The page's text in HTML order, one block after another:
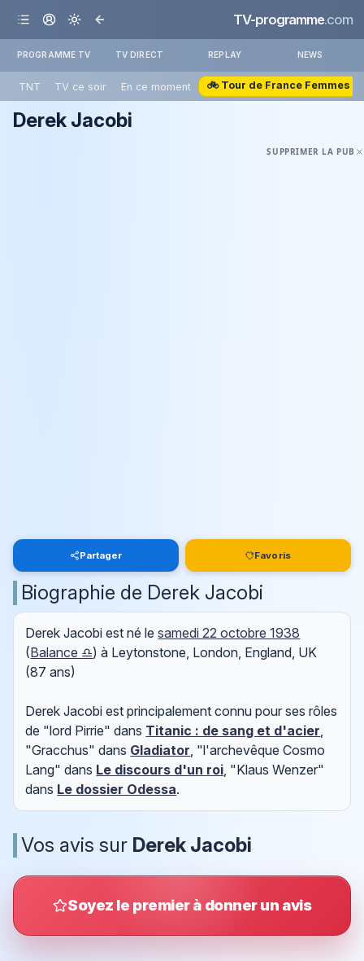
TV-programme.com
PROGRAMME TV TV DIRECT REPLAY NEWS
TNT TV ce soir En ce moment 🚲 Tour de France Femmes
Derek Jacobi
SUPPRIMER LA PUB
Partager Favoris
Biographie de Derek Jacobi
Derek Jacobi est né lesamedi 22 octobre 1938
(Balance ♎) à Leytonstone, London, England, UK
(87 ans)
Derek Jacobi est principalement connu pour ses rôles
de "lord Pirrie" dans Titanic : de sang et d'acier,
"Gracchus" dans Gladiator, "l'archevêque Cosmo
Lang" dans Le discours d'un roi, "Klaus Wenzer"
dans Le dossier Odessa.
Vos avis sur Derek Jacobi
Soyez le premier à donner un avis